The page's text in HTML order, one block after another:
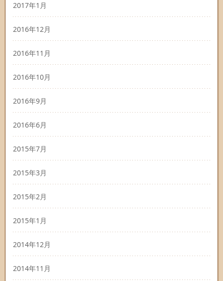
2017年1月
2016年12月
2016年11月
2016年10月
2016年9月
2016年6月
2015年7月
2015年3月
2015年2月
2015年1月
2014年12月
2014年11月